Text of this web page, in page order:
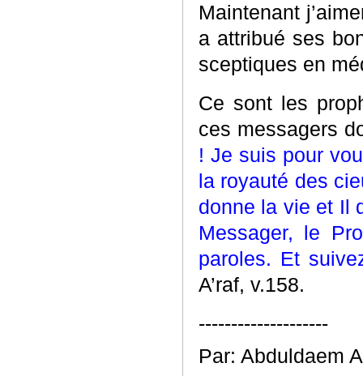
Maintenant
a attribué ses
sceptiques en
Ce sont les
ces messagers
! Je suis pour
la royauté des
donne la vie et Il
Messager, le
paroles. Et
A’raf, v.158.
--------------------
Par: Abduldaem